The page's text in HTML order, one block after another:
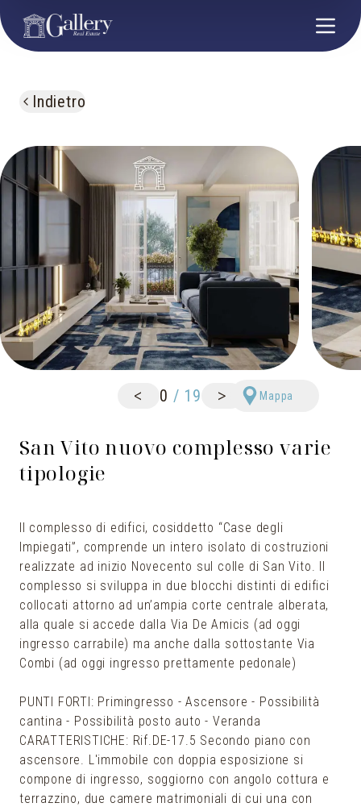
Indietro
< 0 / 19 > Mappa
San Vito nuovo complesso varie
tipologie
Il complesso di edifici, cosiddetto “Case degli
Impiegati”, comprende un intero isolato di costruzioni
realizzate ad inizio Novecento sul colle di San Vito. Il
complesso si sviluppa in due blocchi distinti di edifici
collocati attorno ad un’ampia corte centrale alberata,
alla quale si accede dalla Via De Amicis (ad oggi
ingresso carrabile) ma anche dalla sottostante Via
Combi (ad oggi ingresso prettamente pedonale)
PUNTI FORTI: Primingresso - Ascensore - Possibilità
cantina - Possibilità posto auto - Veranda
CARATTERISTICHE: Rif.DE-17.5 Secondo piano con
ascensore. L'immobile con doppia esposizione si
compone di ingresso, soggiorno con angolo cottura e
terrazzino, due camere matrimoniali di cui una con